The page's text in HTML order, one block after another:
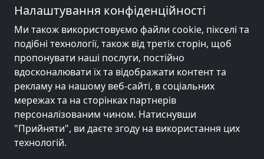
Monteurzimmer Одеса
Monteurzimmer Запоріжжя
країна
© 2026 ua.xodomo.com
Про нас
Налаштування конфіденційності
Ми також використовуємо файли cookie, пікселі та
подібні технології, також від третіх сторін, щоб
пропонувати наші послуги, постійно
вдосконалювати їх та відображати контент та
рекламу на нашому веб-сайті, в соціальних
мережах та на сторінках партнерів
персоналізованим чином. Натиснувши
"Прийняти", ви даєте згоду на використання цих
технологій.